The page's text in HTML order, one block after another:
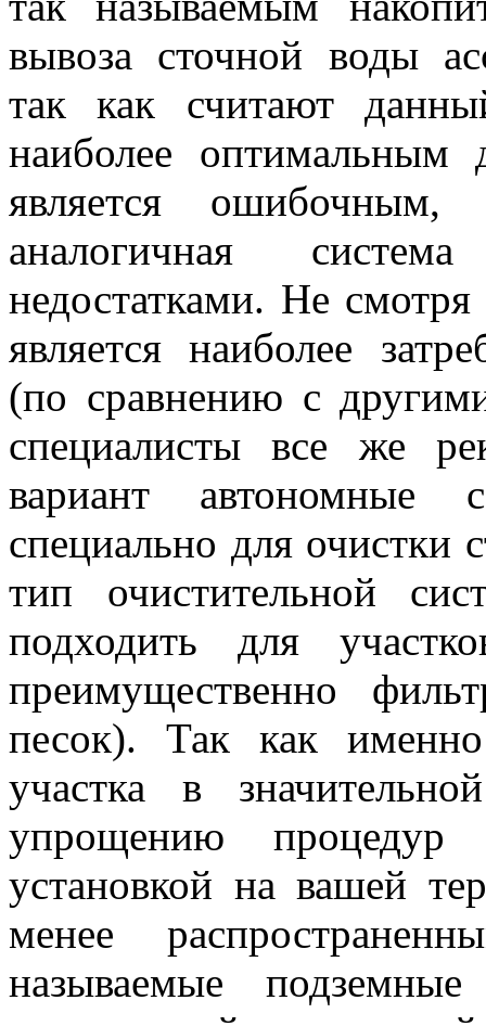
вывоза сточной воды
так как считают
наиболее
является
аналогичная
недостатками. Не
является наиболее
(по сравнению с
специалисты все же
вариант автономные
специально для
тип очистительной
подходить для
преимущественно
песок). Так как именно
участка в
упрощению
установкой на вашей
менее
называемые